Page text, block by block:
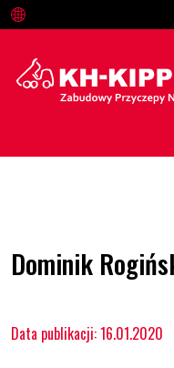
Dominik
Data publikacji: 16.01.2020